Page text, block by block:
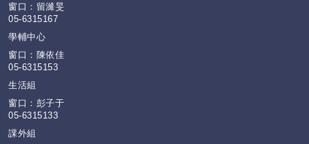
窗口：留濰旻
05-6315167
學輔中心
窗口：陳依佳
05-6315153
生活組
窗口：彭子于
05-6315133
課外組